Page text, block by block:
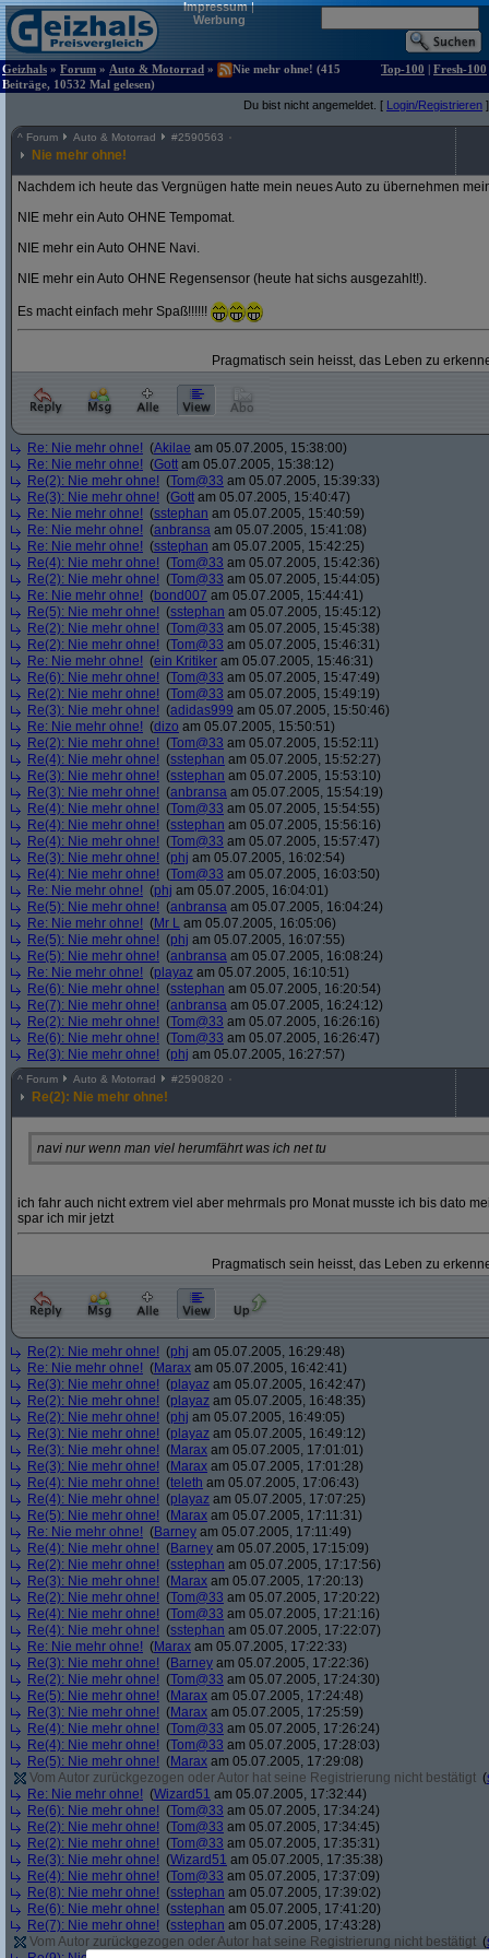
Impressum|
Werbung
Geizhals » Forum » Auto & Motorrad »
Nie mehr ohne! (415
Beiträge, 10532 Mal gelesen)
Top-100 | Fresh-100
Du bist nicht angemeldet. [ Login/Registrieren ]
^ Forum Auto & Motorrad #2590563
Nie mehr ohne!
Nachdem ich heute das Vergnügen hatte mein neues Auto zu übernehmen
NIE mehr ein Auto OHNE Tempomat.
NIE mehr ein Auto OHNE Navi.
NIE mehr ein Auto OHNE Regensensor (heute hat sichs ausgezahlt!).
Es macht einfach mehr Spaß!!!!!!
Pragmatisch sein heisst, das Leben zu
Re: Nie mehr ohne! (Akilae am 05.07.2005, 15:38:00)
Re: Nie mehr ohne! (Gott am 05.07.2005, 15:38:12)
Re(2): Nie mehr ohne! (Tom@33 am 05.07.2005, 15:39:33)
Re(3): Nie mehr ohne! (Gott am 05.07.2005, 15:40:47)
Re: Nie mehr ohne! (sstephan am 05.07.2005, 15:40:59)
Re: Nie mehr ohne! (anbransa am 05.07.2005, 15:41:08)
Re: Nie mehr ohne! (sstephan am 05.07.2005, 15:42:25)
Re(4): Nie mehr ohne! (Tom@33 am 05.07.2005, 15:42:36)
Re(2): Nie mehr ohne! (Tom@33 am 05.07.2005, 15:44:05)
Re: Nie mehr ohne! (bond007 am 05.07.2005, 15:44:41)
Re(5): Nie mehr ohne! (sstephan am 05.07.2005, 15:45:12)
Re(2): Nie mehr ohne! (Tom@33 am 05.07.2005, 15:45:38)
Re(2): Nie mehr ohne! (Tom@33 am 05.07.2005, 15:46:31)
Re: Nie mehr ohne! (ein Kritiker am 05.07.2005, 15:46:31)
Re(6): Nie mehr ohne! (Tom@33 am 05.07.2005, 15:47:49)
Re(2): Nie mehr ohne! (Tom@33 am 05.07.2005, 15:49:19)
Re(3): Nie mehr ohne! (adidas999 am 05.07.2005, 15:50:46)
Re: Nie mehr ohne! (dizo am 05.07.2005, 15:50:51)
Re(2): Nie mehr ohne! (Tom@33 am 05.07.2005, 15:52:11)
Re(4): Nie mehr ohne! (sstephan am 05.07.2005, 15:52:27)
Re(3): Nie mehr ohne! (sstephan am 05.07.2005, 15:53:10)
Re(3): Nie mehr ohne! (anbransa am 05.07.2005, 15:54:19)
Re(4): Nie mehr ohne! (Tom@33 am 05.07.2005, 15:54:55)
Re(4): Nie mehr ohne! (sstephan am 05.07.2005, 15:56:16)
Re(4): Nie mehr ohne! (Tom@33 am 05.07.2005, 15:57:47)
Re(3): Nie mehr ohne! (phj am 05.07.2005, 16:02:54)
Re(4): Nie mehr ohne! (Tom@33 am 05.07.2005, 16:03:50)
Re: Nie mehr ohne! (phj am 05.07.2005, 16:04:01)
Re(5): Nie mehr ohne! (anbransa am 05.07.2005, 16:04:24)
Re: Nie mehr ohne! (Mr L am 05.07.2005, 16:05:06)
Re(5): Nie mehr ohne! (phj am 05.07.2005, 16:07:55)
Re(5): Nie mehr ohne! (anbransa am 05.07.2005, 16:08:24)
Re: Nie mehr ohne! (playaz am 05.07.2005, 16:10:51)
Re(6): Nie mehr ohne! (sstephan am 05.07.2005, 16:20:54)
Re(7): Nie mehr ohne! (anbransa am 05.07.2005, 16:24:12)
Re(2): Nie mehr ohne! (Tom@33 am 05.07.2005, 16:26:16)
Re(6): Nie mehr ohne! (Tom@33 am 05.07.2005, 16:26:47)
Re(3): Nie mehr ohne! (phj am 05.07.2005, 16:27:57)
^ Forum Auto & Motorrad #2590820
Re(2): Nie mehr ohne!
navi nur wenn man viel herumfährt was ich net tu
ich fahr auch nicht extrem viel aber mehrmals pro Monat musste ich bis dato
spar ich mir jetzt
Pragmatisch sein heisst, das Leben zu
Re(2): Nie mehr ohne! (phj am 05.07.2005, 16:29:48)
Re: Nie mehr ohne! (Marax am 05.07.2005, 16:42:41)
Re(3): Nie mehr ohne! (playaz am 05.07.2005, 16:42:47)
Re(2): Nie mehr ohne! (playaz am 05.07.2005, 16:48:35)
Re(2): Nie mehr ohne! (phj am 05.07.2005, 16:49:05)
Re(3): Nie mehr ohne! (playaz am 05.07.2005, 16:49:12)
Re(3): Nie mehr ohne! (Marax am 05.07.2005, 17:01:01)
Re(3): Nie mehr ohne! (Marax am 05.07.2005, 17:01:28)
Re(4): Nie mehr ohne! (teleth am 05.07.2005, 17:06:43)
Re(4): Nie mehr ohne! (playaz am 05.07.2005, 17:07:25)
Re(5): Nie mehr ohne! (Marax am 05.07.2005, 17:11:31)
Re: Nie mehr ohne! (Barney am 05.07.2005, 17:11:49)
Re(4): Nie mehr ohne! (Barney am 05.07.2005, 17:15:09)
Re(2): Nie mehr ohne! (sstephan am 05.07.2005, 17:17:56)
Re(3): Nie mehr ohne! (Marax am 05.07.2005, 17:20:13)
Re(2): Nie mehr ohne! (Tom@33 am 05.07.2005, 17:20:22)
Re(4): Nie mehr ohne! (Tom@33 am 05.07.2005, 17:21:16)
Re(4): Nie mehr ohne! (sstephan am 05.07.2005, 17:22:07)
Re: Nie mehr ohne! (Marax am 05.07.2005, 17:22:33)
Re(3): Nie mehr ohne! (Barney am 05.07.2005, 17:22:36)
Re(2): Nie mehr ohne! (Tom@33 am 05.07.2005, 17:24:30)
Re(5): Nie mehr ohne! (Marax am 05.07.2005, 17:24:48)
Re(3): Nie mehr ohne! (Marax am 05.07.2005, 17:25:59)
Re(4): Nie mehr ohne! (Tom@33 am 05.07.2005, 17:26:24)
Re(4): Nie mehr ohne! (Tom@33 am 05.07.2005, 17:28:03)
Re(5): Nie mehr ohne! (Marax am 05.07.2005, 17:29:08)
Vom Autor zurückgezogen oder Autor hat seine Registrierung nicht bestätigt (
Re: Nie mehr ohne! (Wizard51 am 05.07.2005, 17:32:44)
Re(6): Nie mehr ohne! (Tom@33 am 05.07.2005, 17:34:24)
Re(2): Nie mehr ohne! (Tom@33 am 05.07.2005, 17:34:45)
Re(2): Nie mehr ohne! (Tom@33 am 05.07.2005, 17:35:31)
Re(3): Nie mehr ohne! (Wizard51 am 05.07.2005, 17:35:38)
Re(4): Nie mehr ohne! (Tom@33 am 05.07.2005, 17:37:09)
Re(8): Nie mehr ohne! (sstephan am 05.07.2005, 17:39:02)
Re(6): Nie mehr ohne! (sstephan am 05.07.2005, 17:41:20)
Re(7): Nie mehr ohne! (sstephan am 05.07.2005, 17:43:28)
Vom Autor zurückgezogen oder Autor hat seine Registrierung nicht bestätigt (